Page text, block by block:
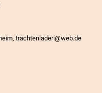
trachtenladerl@web.de